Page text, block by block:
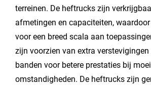
terreinen. De heftrucks zijn
afmetingen en capaciteiten,
voor een breed scala aan
zijn voorzien van extra verstevigingen
banden voor betere prestaties bij
omstandigheden. De heftrucks zijn